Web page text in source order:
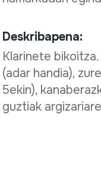
Deskribapena:
Klarinete
(adar handia),
5ekin),
guztiak